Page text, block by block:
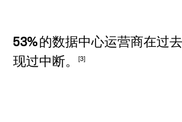
53% 的数据中心运营商在过
现过中断。
[3]